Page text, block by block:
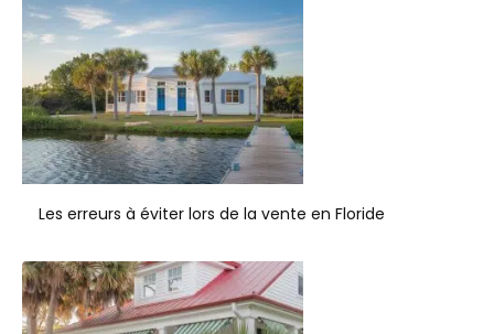
Les erreurs à éviter lors de la vente en Floride